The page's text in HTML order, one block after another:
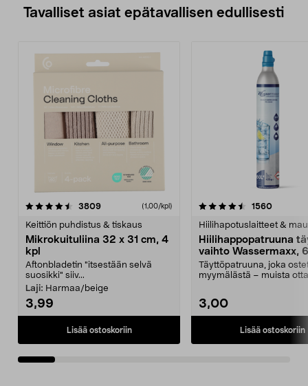
Tavalliset asiat epätavallisen edullisesti
3809arvostelut (1,00/kpl)
Keittiön puhdistus & tiskaus
Mikrokuituliina 32 x 31 cm, 4
kpl
Aftonbladetin "itsestään selvä
suosikki" siiv...
Laji: Harmaa/beige
3,99
Lisää ostoskoriin
4.5viidestä
1560
Hiilihapotuslaitteet &
Hiilihappopatruuna
vaihto Wassermaxx,
Täyttöpatruuna, joka
myymälästä – muista
3,00
Lisää ostoskoriin
4.5viidestä